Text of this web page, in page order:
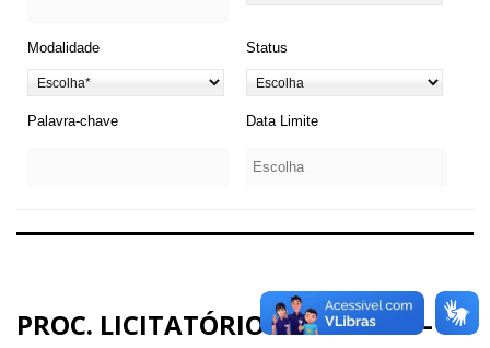
Modalidade Status
Palavra-chave Data Limite
PROC. LICITATÓRIO N° 21/2021 –